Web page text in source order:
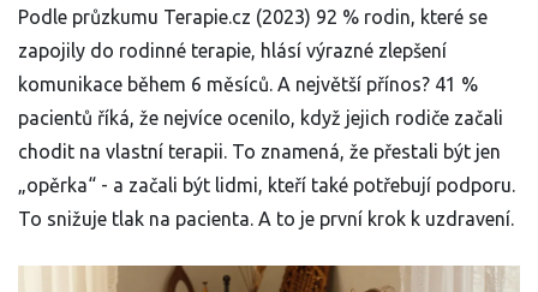
Podle průzkumu Terapie.cz (2023) 92 % rodin, které se
zapojily do rodinné terapie, hlásí výrazné zlepšení
komunikace během 6 měsíců. A největší přínos? 41 %
pacientů říká, že nejvíce ocenilo, když jejich rodiče začali
chodit na vlastní terapii. To znamená, že přestali být jen
„opěrka“ - a začali být lidmi, kteří také potřebují podporu.
To snižuje tlak na pacienta. A to je první krok k uzdravení.